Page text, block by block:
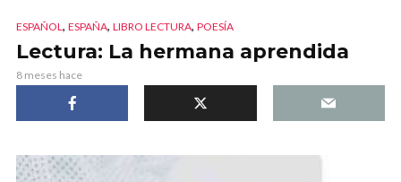
ESPAÑOL, ESPAÑA, LIBRO LECTURA, POESÍA
Lectura: La hermana aprendida
8 meses hace